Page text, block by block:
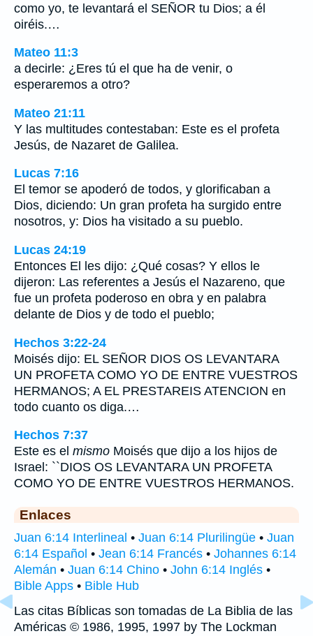
como yo, te levantará el SEÑOR tu Dios; a él
oiréis.…
Mateo 11:3
a decirle: ¿Eres tú el que ha de venir, o
esperaremos a otro?
Mateo 21:11
Y las multitudes contestaban: Este es el profeta
Jesús, de Nazaret de Galilea.
Lucas 7:16
El temor se apoderó de todos, y glorificaban a
Dios, diciendo: Un gran profeta ha surgido entre
nosotros, y: Dios ha visitado a su pueblo.
Lucas 24:19
Entonces El les dijo: ¿Qué cosas? Y ellos le
dijeron: Las referentes a Jesús el Nazareno, que
fue un profeta poderoso en obra y en palabra
delante de Dios y de todo el pueblo;
Hechos 3:22-24
Moisés dijo: EL SEÑOR DIOS OS LEVANTARA
UN PROFETA COMO YO DE ENTRE VUESTROS
HERMANOS; A EL PRESTAREIS ATENCION en
todo cuanto os diga.…
Hechos 7:37
Este es el mismo Moisés que dijo a los hijos de
Israel: ``DIOS OS LEVANTARA UN PROFETA
COMO YO DE ENTRE VUESTROS HERMANOS.
Enlaces
Juan 6:14 Interlineal • Juan 6:14 Plurilingüe • Juan
6:14 Español • Jean 6:14 Francés • Johannes 6:14
Alemán • Juan 6:14 Chino • John 6:14 Inglés •
Bible Apps • Bible Hub
Las citas Bíblicas son tomadas de La Biblia de las
Américas © 1986, 1995, 1997 by The Lockman